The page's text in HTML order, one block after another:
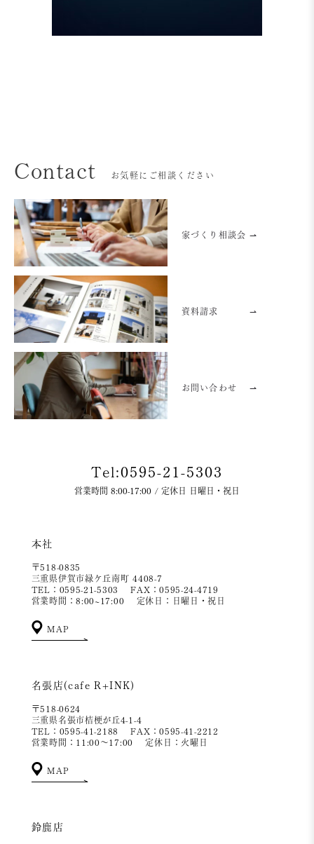
Contact お気軽にご相談ください
家づくり相談会 ⇀
資料請求 ⇀
お問い合わせ ⇀
Tel:0595-21-5303
営業時間 8:00-17:00 / 定休日 日曜日・祝日
本社
〒518-0835
三重県伊賀市緑ケ丘南町 4408-7
TEL：0595-21-5303
FAX：0595-24-4719
営業時間：8:00~17:00
定休日：日曜日・祝日
MAP
名張店(cafe R+INK)
〒518-0624
三重県名張市桔梗が丘4-1-4
TEL：0595-41-2188
FAX：0595-41-2212
営業時間：11:00～17:00
定休日：火曜日
MAP
鈴鹿店